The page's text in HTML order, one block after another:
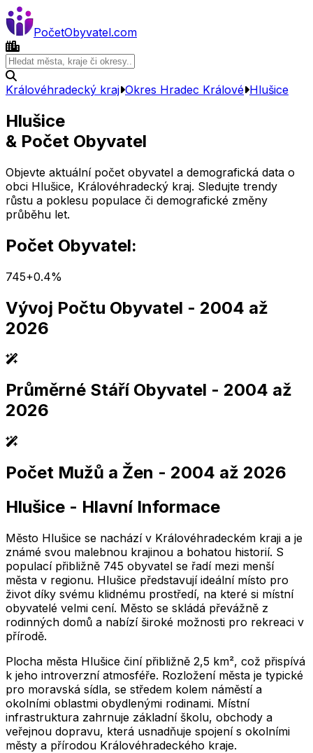
PočetObyvatel.com
Královéhradecký kraj Okres Hradec Králové Hlušice
Hlušice
& Počet Obyvatel
Objevte aktuální počet obyvatel a demografická data o
obci Hlušice, Královéhradecký kraj. Sledujte trendy
růstu a poklesu populace či demografické změny
průběhu let.
Počet Obyvatel:
745+0.4%
Vývoj Počtu Obyvatel - 2004 až
2026
2,005 2,010 2,015 2,020 2,025
2,005 2,010 2,015 2,020 2,025
Průměrné Stáří Obyvatel - 2004 až
2026
2,005 2,010 2,015 2,020 2,025
2,005 2,010 2,015 2,020 2,025
Počet Mužů a Žen - 2004 až 2026
Hlušice - Hlavní Informace
Město Hlušice se nachází v Královéhradeckém kraji a je
známé svou malebnou krajinou a bohatou historií. S
populací přibližně 745 obyvatel se řadí mezi menší
města v regionu. Hlušice představují ideální místo pro
život díky svému klidnému prostředí, na které si místní
obyvatelé velmi cení. Město se skládá převážně z
rodinných domů a nabízí široké možnosti pro rekreaci v
přírodě.
Plocha města Hlušice činí přibližně 2,5 km², což přispívá
k jeho introverzní atmosféře. Rozložení města je typické
pro moravská sídla, se středem kolem náměstí a
okolními oblastmi obydlenými rodinami. Místní
infrastruktura zahrnuje základní školu, obchody a
veřejnou dopravu, která usnadňuje spojení s okolními
městy a přírodou Královéhradeckého kraje.